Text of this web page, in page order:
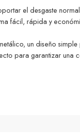
el desgaste
fácil, rápida y
un diseño
para garantizar una